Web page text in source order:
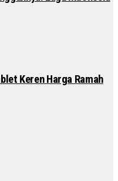
Keren Harga Ramah